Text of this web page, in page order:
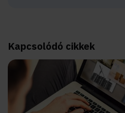
Kapcsolódó cikkek